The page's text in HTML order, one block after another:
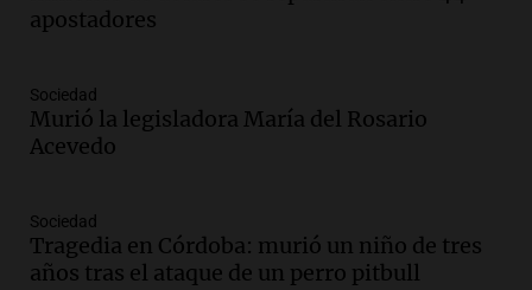
Amamos los Domingos
la historia del club de Irlanda
revolucionado por hinchas argentinos
Amamos los Domingos
Audio.
argentino regresa al país tras conflicto
con Brasil
apostadores
Sociedad
Murió la legisladora María del Rosario
Acevedo
Sociedad
Tragedia en Córdoba: murió un niño de tres
años tras el ataque de un perro pitbull